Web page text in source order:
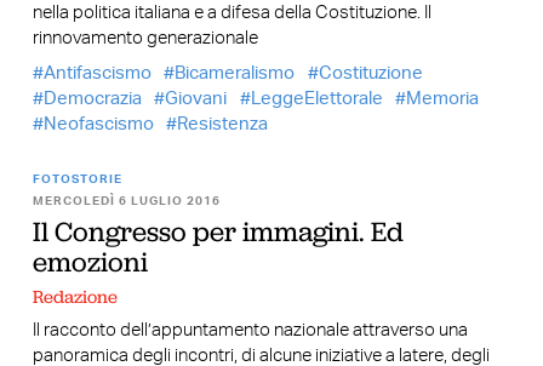
nella politica italiana e a difesa della Costituzione. Il
rinnovamento generazionale
Antifascismo
Bicameralismo
Costituzione
Democrazia
Giovani LeggeElettorale
Memoria
Neofascismo
Resistenza
FOTOSTORIE
MERCOLEDÌ 6 LUGLIO 2016
Il Congresso per immagini. Ed
emozioni
Redazione
Il racconto dell’appuntamento nazionale attraverso una
panoramica degli incontri, di alcune iniziative a latere, degli